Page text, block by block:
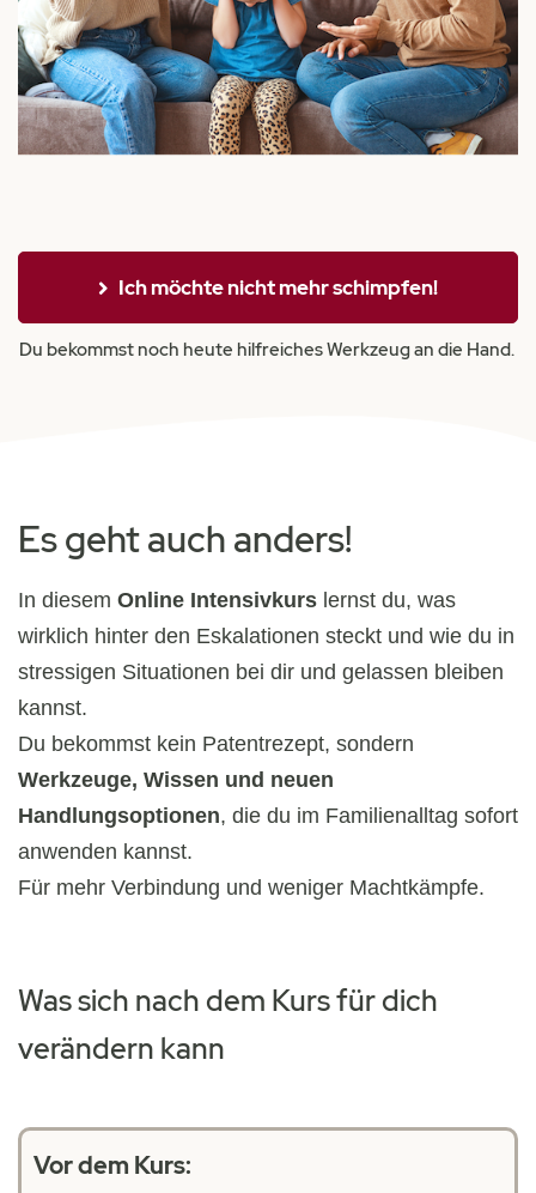
Ich möchte nicht mehr schimpfen!
Du bekommst noch heute hilfreiches Werkzeug an die Hand.
Es geht auch anders!
In diesem Online Intensivkurs lernst du, was
wirklich hinter den Eskalationen steckt und wie du in
stressigen Situationen bei dir und gelassen bleiben
kannst.
Du bekommst kein Patentrezept, sondern
Werkzeuge, Wissen und neuen
Handlungsoptionen, die du im Familienalltag sofort
anwenden kannst.
Für mehr Verbindung und weniger Machtkämpfe.
Was sich nach dem Kurs für dich
verändern kann
Vor dem Kurs: